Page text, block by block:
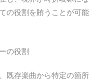
の役割を賄うことが可能
の役割
既存楽曲から特定の箇所